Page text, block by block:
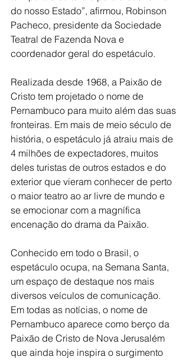
do nosso Estado”, afirmou, Robinson
Pacheco, presidente da Sociedade
Teatral de Fazenda Nova e
coordenador geral do espetáculo.
Realizada desde 1968, a Paixão de
Cristo tem projetado o nome de
Pernambuco para muito além das suas
fronteiras. Em mais de meio século de
história, o espetáculo já atraiu mais de
4 milhões de expectadores, muitos
deles turistas de outros estados e do
exterior que vieram conhecer de perto
o maior teatro ao ar livre de mundo e
se emocionar com a magnífica
encenação do drama da Paixão.
Conhecido em todo o Brasil, o
espetáculo ocupa, na Semana Santa,
um espaço de destaque nos mais
diversos veículos de comunicação.
Em todas as notícias, o nome de
Pernambuco aparece como berço da
Paixão de Cristo de Nova Jerusalém
que ainda hoje inspira o surgimento